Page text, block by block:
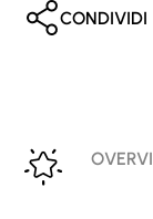
CONDIVIDI